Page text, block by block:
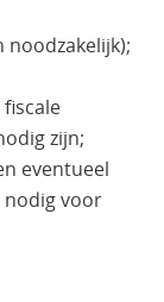
zijn;
eventueel
voor